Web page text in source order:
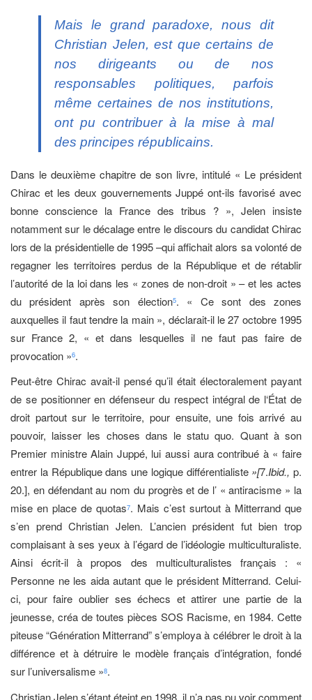
Mais le grand paradoxe, nous dit
Christian Jelen, est que certains de
nos dirigeants ou de nos
responsables politiques, parfois
même certaines de nos institutions,
ont pu contribuer à la mise à mal
des principes républicains.
Dans le deuxième chapitre de son livre, intitulé « Le président
Chirac et les deux gouvernements Juppé ont-ils favorisé avec
bonne conscience la France des tribus ? », Jelen insiste
notamment sur le décalage entre le discours du candidat Chirac
lors de la présidentielle de 1995 –qui affichait alors sa volonté de
regagner les territoires perdus de la République et de rétablir
l’autorité de la loi dans les « zones de non-droit » – et les actes
du président après son élection5. « Ce sont des zones
auxquelles il faut tendre la main », déclarait-il le 27 octobre 1995
sur France 2, « et dans lesquelles il ne faut pas faire de
provocation »6.
Peut-être Chirac avait-il pensé qu’il était électoralement payant
de se positionner en défenseur du respect intégral de l‘État de
droit partout sur le territoire, pour ensuite, une fois arrivé au
pouvoir, laisser les choses dans le statu quo. Quant à son
Premier ministre Alain Juppé, lui aussi aura contribué à « faire
entrer la République dans une logique différentialiste »[7.Ibid., p.
20.], en défendant au nom du progrès et de l’ « antiracisme » la
mise en place de quotas7. Mais c’est surtout à Mitterrand que
s’en prend Christian Jelen. L’ancien président fut bien trop
complaisant à ses yeux à l’égard de l’idéologie multiculturaliste.
Ainsi écrit-il à propos des multiculturalistes français : «
Personne ne les aida autant que le président Mitterrand. Celui-
ci, pour faire oublier ses échecs et attirer une partie de la
jeunesse, créa de toutes pièces SOS Racisme, en 1984. Cette
piteuse “Génération Mitterrand” s’employa à célébrer le droit à la
différence et à détruire le modèle français d’intégration, fondé
sur l’universalisme »8.
Christian Jelen s’étant éteint en 1998, il n’a pas pu voir comment